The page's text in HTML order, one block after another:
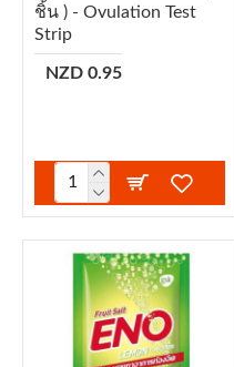
ชิ้น ) - Ovulation Test
Strip
NZD 0.95